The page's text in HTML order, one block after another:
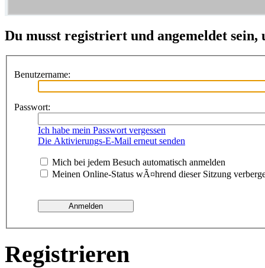
Du musst registriert und angemeldet sein,
Benutzername:
Passwort:
Ich habe mein Passwort vergessen
Die Aktivierungs-E-Mail erneut senden
Mich bei jedem Besuch automatisch anmelden
Meinen Online-Status wÃ¤hrend dieser Sitzung
Registrieren